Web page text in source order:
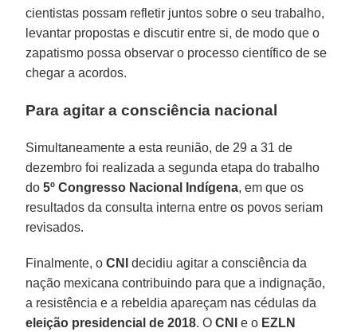
cientistas possam refletir juntos sobre o seu trabalho,
levantar propostas e discutir entre si, de modo que o
zapatismo possa observar o processo científico de se
chegar a acordos.
Para agitar a consciência nacional
Simultaneamente a esta reunião, de 29 a 31 de
dezembro foi realizada a segunda etapa do trabalho
do 5º Congresso Nacional Indígena, em que os
resultados da consulta interna entre os povos seriam
revisados.
Finalmente, oCNI
decidiu agitar a consciência da
nação mexicana contribuindo para que a indignação,
a resistência e a rebeldia apareçam nas cédulas da
eleição presidencial de 2018. OCNI e o EZLN